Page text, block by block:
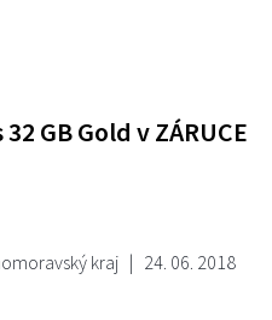
GB Gold v ZÁRUCE
kraj | 24. 06. 2018